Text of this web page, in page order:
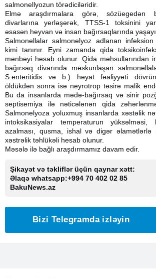
salmonellyozun törədiciləridir.
Elmə araşdırmalara görə, sözüegedən
divarlarına yerləşərək, TTSS-1 toksinini
əsasən heyvan və insan bağırsaqlarında
Salmonellalar salmonelyoz adlanan
kimi tanınır. Eyni zamanda qida
mənbəyi hesab olunur. Qida məhsullarından
bağırsaq divarında məskunlaşan
S.enteritidis və b.) həyat fəaliyyəti
öldükdən sonra isə neyrotrop təsirə malik
Bu da insanlarda mədə-bağırsaq və sinir
septisemiya ilə nəticələnən qida
Salmonelyoza yoluxmuş insanlarda xəstəlik
intoksikasiyalar temperaturun yüksəlməsi,
azalması, qusma, ishal və digər əlamətlərlə
xəstrəlik təhlükəli hesab olunur.
Məsələ ilə bağlı araşdırmamız davam edir.
Şikayət və təkliflər üçün qaynar xətt:
Əlaqə whatsapp:+994 70 402 02 85
BakuNews.az
Bizi Telegramda izləyin